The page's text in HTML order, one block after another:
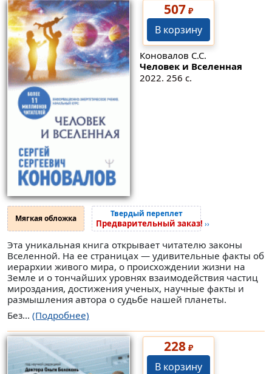
507 ₽
В корзину
Коновалов С.С.
Человек и Вселенная
2022. 256 с.
Мягкая обложка Твердый переплет
Предварительный заказ! ››
Эта уникальная книга открывает читателю законы
Вселенной. На ее страницах — удивительные факты об
иерархии живого мира, о происхождении жизни на
Земле и о тончайших уровнях взаимодействия частиц
мироздания, достижения ученых, научные факты и
размышления автора о судьбе нашей планеты.
Без... (Подробнее)
228₽
В корзину